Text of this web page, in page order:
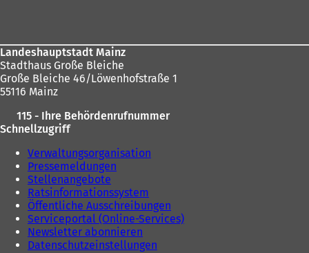
Landeshauptstadt Mainz
Stadthaus Große Bleiche
Große Bleiche 46/Löwenhofstraße 1
55116 Mainz
115 - Ihre Behördenrufnummer
Schnellzugriff
Verwaltungsorganisation
Pressemeldungen
Stellenangebote
Ratsinformationssystem
Öffentliche Ausschreibungen
Serviceportal (Online-Services)
Newsletter abonnieren
Datenschutzeinstellungen